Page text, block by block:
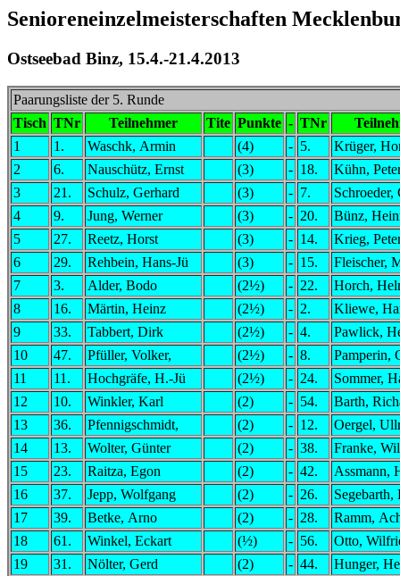
Senioreneinzelmeisterschaften
Ostseebad Binz, 15.4.-21.4.2013
Paarungsliste der 5. Runde
Tisch TNr Teilnehmer Tite Punkte - TNr
1
1. Waschk, Armin (4) - 5.
Krüger,
2
6. Nauschütz, Ernst (3) - 18.
Kühn,
3
21. Schulz, Gerhard (3) - 7.
Schroeder,
4
9. Jung, Werner (3) - 20.
Bünz,
5
27. Reetz, Horst (3) - 14.
Krieg,
6
29. Rehbein, Hans-Jü (3) - 15.
Fleischer,
7
3. Alder, Bodo (2½) - 22.
Horch,
8
16. Märtin, Heinz (2½) - 2.
Kliewe,
9
33. Tabbert, Dirk (2½) - 4.
Pawlick,
10
47. Pfüller, Volker, (2½) - 8.
Pamperin,
11
11. Hochgräfe, H.-Jü (2½) - 24.
Sommer,
12
10. Winkler, Karl (2) - 54.
Barth,
13
36. Pfennigschmidt, (2) - 12.
Oergel,
14
13. Wolter, Günter (2) - 38.
Franke,
15
23. Raitza, Egon (2) - 42.
Assmann,
16
37. Jepp, Wolfgang (2) - 26.
Segebarth,
17
39. Betke, Arno (2) - 28.
Ramm,
18
61. Winkel, Eckart (½) - 56.
Otto,
19
31. Nölter, Gerd (2) - 44.
Hunger,